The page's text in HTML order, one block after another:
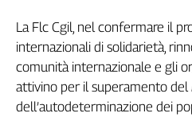
La Flc Cgil, nel confermare il
internazionali di solidarietà,
comunità internazionale e gli
attivino per il superamento del
dell’autodeterminazione dei